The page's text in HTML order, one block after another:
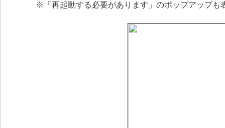
※「再起動する必要があります」のポップアップも